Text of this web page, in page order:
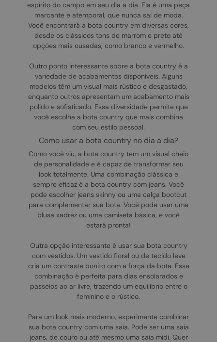
espírito do campo em seu dia a dia. Ela é uma peça
marcante e atemporal, que nunca sai de moda.
Você encontrará a bota country em diversas cores,
desde os clássicos tons de marrom e preto até
opções mais ousadas, como branco e vermelho.
Outro ponto interessante sobre a bota country é a
variedade de acabamentos disponíveis. Alguns
modelos têm um visual mais rústico e desgastado,
enquanto outros apresentam um acabamento mais
polido e sofisticado. Essa diversidade permite que
você escolha a bota country que mais combina
com seu estilo pessoal.
como usar a bota country no dia a dia?
Como você viu, a bota country tem um visual cheio
de personalidade e é capaz de transformar seu
look totalmente. Uma combinação clássica e
sempre eficaz é a bota country com jeans. Você
pode escolher jeans skinny ou uma calça bootcut
para complementar sua bota. Você pode usar uma
blusa xadrez ou uma camiseta básica, e você
estará pronta!
Outra opção interessante é usar sua bota country
com vestidos. Um vestido floral ou de tecido leve
cria um contraste bonito com a força da bota. Essa
combinação é perfeita para dias ensolarados e
passeios ao ar livre, trazendo um equilíbrio entre o
feminino e o rústico.
Para um look mais moderno, experimente combinar
sua bota country com uma saia. Pode ser uma saia
jeans, de couro ou até mesmo uma saia midi. Quer